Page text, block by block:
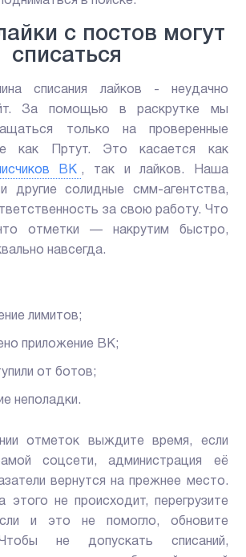
с постов могут
списаться
списания лайков - неудачно
За помощью в раскрутке мы
только на проверенные
как Пртут. Это касается как
ВК , так и лайков. Наша
другие солидные смм-агентства,
за свою работу. Что
отметки — накрутим быстро,
навсегда.
лимитов;
приложение ВК;
от ботов;
неполадки.
отметок выждите время, если
соцсети, администрация её
вернутся на прежнее место.
этого не происходит, перегрузите
и это не помогло, обновите
не допускать списаний,